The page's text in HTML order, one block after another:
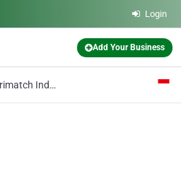
Login
Add Your Business
Parimatch Indonesia